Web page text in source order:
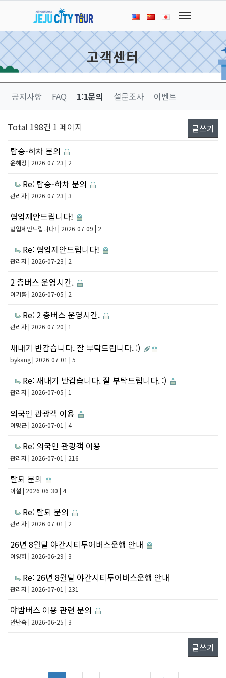
고객센터
공지사항 FAQ 1:1문의 설문조사 이벤트
Total 198건 1 페이지
글쓰기
탑승-하차 문의
윤혜정 | 2026-07-23 | 2
Re: 탑승-하차 문의
관리자| 2026-07-23 | 3
협업제안드립니다!
협업제안드립니다! | 2026-07-09 | 2
Re: 협업제안드립니다!
관리자| 2026-07-23 | 2
2 층버스 운영시간.
이기쁨| 2026-07-05 | 2
Re: 2 층버스 운영시간.
관리자| 2026-07-20 | 1
새내기 반갑습니다. 잘 부탁드립니다. :)
bykang| 2026-07-01 | 5
Re: 새내기 반갑습니다. 잘 부탁드립니다. :)
관리자| 2026-07-05 | 1
외국인 관광객 이용
이명근| 2026-07-01 | 4
Re: 외국인 관광객 이용
관리자| 2026-07-01 | 216
탈퇴 문의
이설 | 2026-06-30 | 4
Re: 탈퇴 문의
관리자| 2026-07-01 | 2
26년 8월달 야간시티투어버스운행 안내
이영하| 2026-06-29 | 3
Re: 26년 8월달 야간시티투어버스운행 안내
관리자| 2026-07-01 | 231
야밤버스 이용 관련 문의
안난숙| 2026-06-25 | 3
글쓰기